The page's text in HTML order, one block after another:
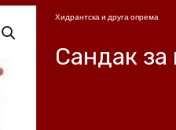
Хидрантска и друга опрема
Сандак за